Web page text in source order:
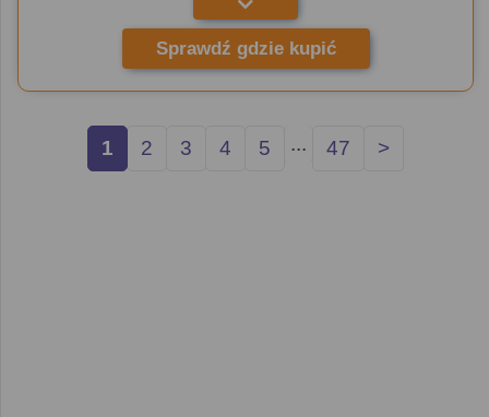
Sprawdź gdzie kupić
1 2 3 4 5 ... 47 >